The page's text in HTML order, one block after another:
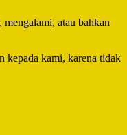
atau bahkan
kepada kami, karena tidak